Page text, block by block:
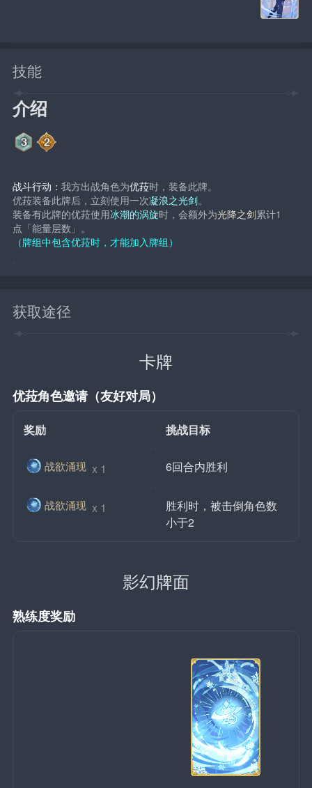
技能
介绍
战斗行动：我方出战角色为优菈时，装备此牌。
优菈装备此牌后，立刻使用一次凝浪之光剑。
装备有此牌的优菈使用冰潮的涡旋时，会额外为光降之剑累计1
点「能量层数」。
（牌组中包含优菈时，才能加入牌组）
获取途径
卡牌
优菈角色邀请（友好对局）
奖励 挑战目标
战欲涌现 x 1 6回合内胜利
战欲涌现 x 1
胜利时，被击倒角色数
小于2
影幻牌面
熟练度奖励